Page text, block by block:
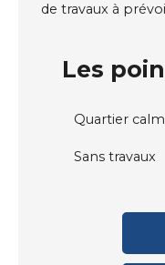
de travaux à
Les
Quartier
Sans travaux